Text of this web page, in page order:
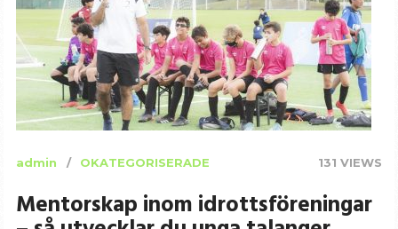
admin OKATEGORISERADE 131 VIEWS
Mentorskap inom idrottsföreningar